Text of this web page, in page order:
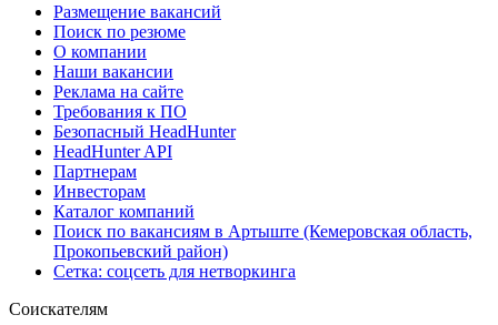
Размещение вакансий
Поиск по резюме
О компании
Наши вакансии
Реклама на сайте
Требования к ПО
Безопасный HeadHunter
HeadHunter API
Партнерам
Инвесторам
Каталог компаний
Поиск по вакансиям в Артыште (Кемеровская область,
Прокопьевский район)
Сетка: соцсеть для нетворкинга
Соискателям